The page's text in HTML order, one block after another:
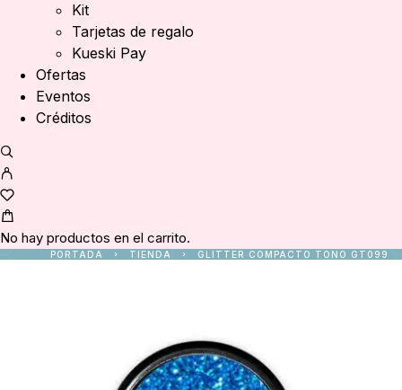
Kit
Tarjetas de regalo
Kueski Pay
Ofertas
Eventos
Créditos
No hay productos en el carrito.
PORTADA TIENDA GLITTER COMPACTO TONO GT099